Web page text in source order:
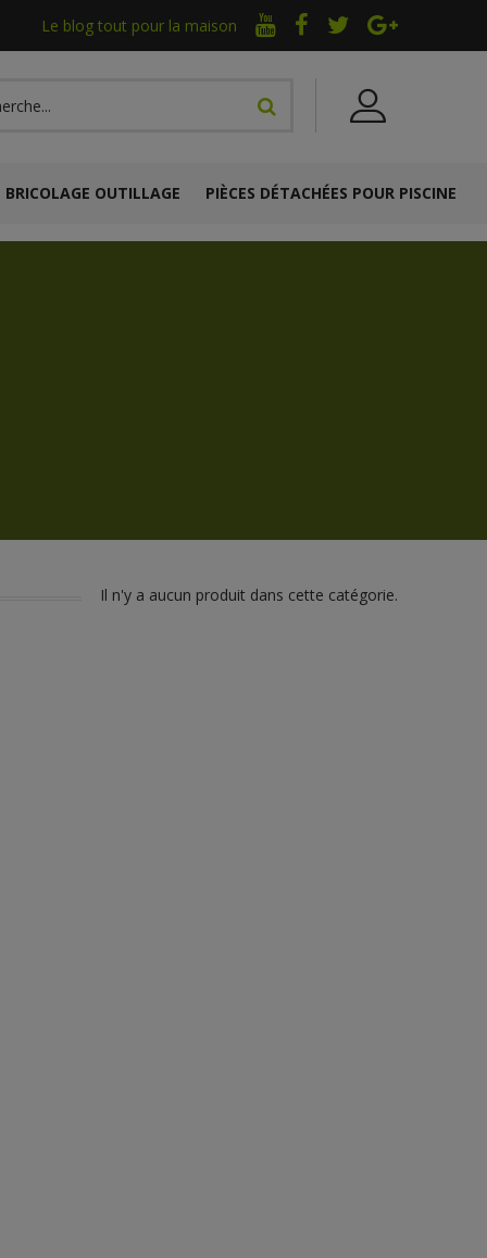
Le blog tout pour la maison
BRICOLAGE OUTILLAGE PIÈCES DÉTACHÉES POUR PISCINE
Il n'y a aucun produit dans cette catégorie.